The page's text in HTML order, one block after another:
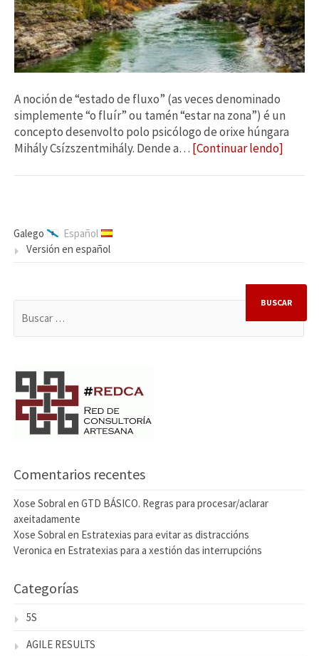
A noción de “estado de fluxo” (as veces denominado
simplemente “o fluír” ou tamén “estar na zona”) é un
concepto desenvolto polo psicólogo de orixe húngara
Mihály Csízszentmihály. Dende a… [Continuar lendo]
Galego
Español
Versión en español
Comentarios recentes
Xose Sobralen GTD BÁSICO. Regras para procesar/aclarar
axeitadamente
Xose Sobralen Estratexias para evitar as distraccións
Veronica en Estratexias para a xestión das interrupcións
Categorías
5S
AGILE RESULTS